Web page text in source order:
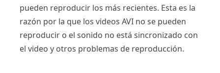
pueden reproducir los más recientes. Esta es la
razón por la que los videos AVI no se pueden
reproducir o el sonido no está sincronizado con
el video y otros problemas de reproducción.